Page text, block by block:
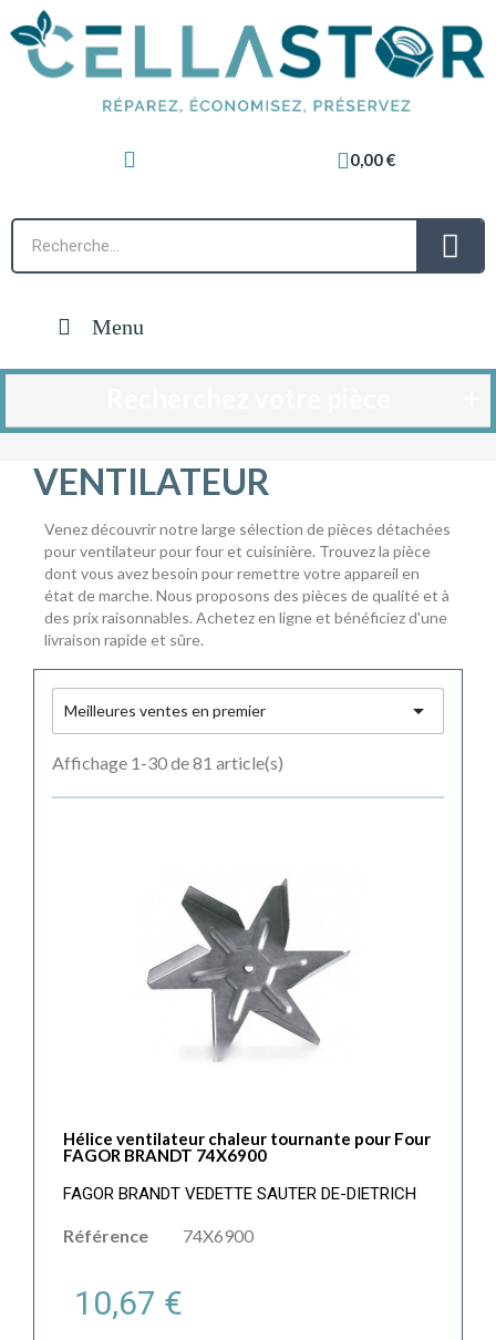
0,00 €
Menu
VENTILATEUR
Venez découvrir notre large sélection de pièces détachées
pour ventilateur pour four et cuisinière. Trouvez la pièce
dont vous avez besoin pour remettre votre appareil en
état de marche. Nous proposons des pièces de qualité et à
des prix raisonnables. Achetez en ligne et bénéficiez d'une
livraison rapide et sûre.
Meilleures ventes en premier 
Affichage 1-30 de 81 article(s)
Hélice ventilateur chaleur tournante pour Four
FAGOR BRANDT 74X6900
FAGOR BRANDT VEDETTE SAUTER DE-DIETRICH
Référence 74X6900
10,67 €